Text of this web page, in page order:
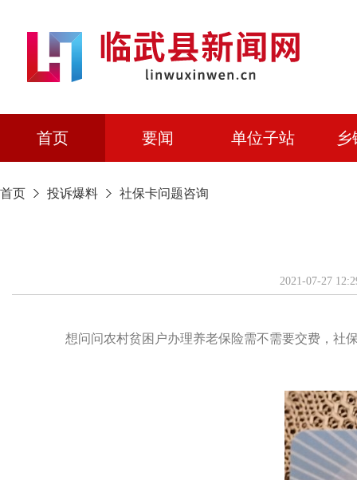
首页 要闻 单位子站
首页 投诉爆料 社保卡问题咨询
2021-07-27
想问问农村贫困户办理养老保险需不需要交费，社